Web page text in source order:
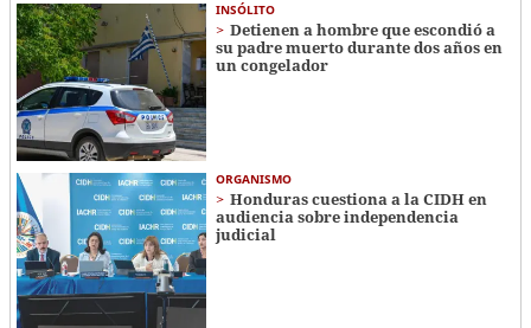
INSÓLITO
Detienen a hombre que escondió a
su padre muerto durante dos años en
un congelador
ORGANISMO
Honduras cuestiona a la CIDH en
audiencia sobre independencia
judicial